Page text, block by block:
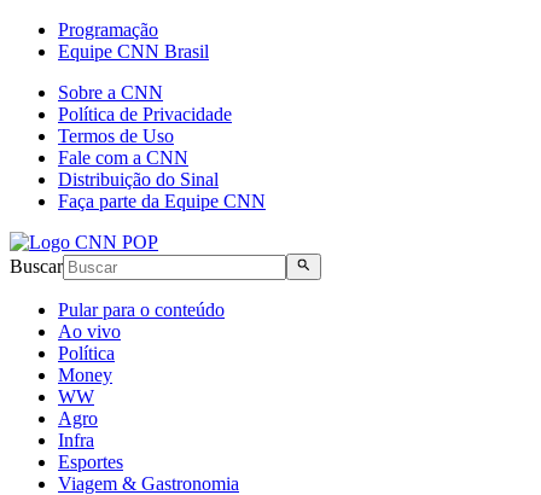
Programação
Equipe CNN Brasil
Sobre a CNN
Política de Privacidade
Termos de Uso
Fale com a CNN
Distribuição do Sinal
Faça parte da Equipe CNN
Buscar
Pular para o conteúdo
Ao vivo
Política
Money
WW
Agro
Infra
Esportes
Viagem & Gastronomia